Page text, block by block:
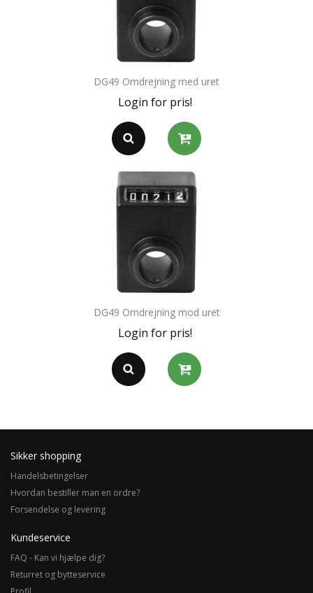
DG49 Omdrejning med uret
Login for pris!
DG49 Omdrejning mod uret
Login for pris!
Sikker shopping
Handelsbetingelser
Hvordan bestiller man en ordre?
Forsendelse og levering
Kundeservice
FAQ - Kan vi hjælpe dig?
Returret og bytteservice